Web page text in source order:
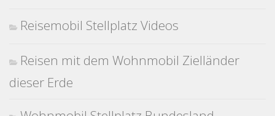
Reisemobil Stellplatz Videos
Reisen mit dem Wohnmobil Zielländer
dieser Erde